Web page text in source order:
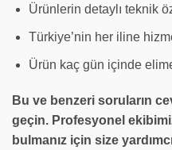
Ürünlerin detaylı teknik
Türkiye’nin her iline
Ürün kaç gün içinde
Bu ve benzeri soruların
geçin. Profesyonel
bulmanız için size